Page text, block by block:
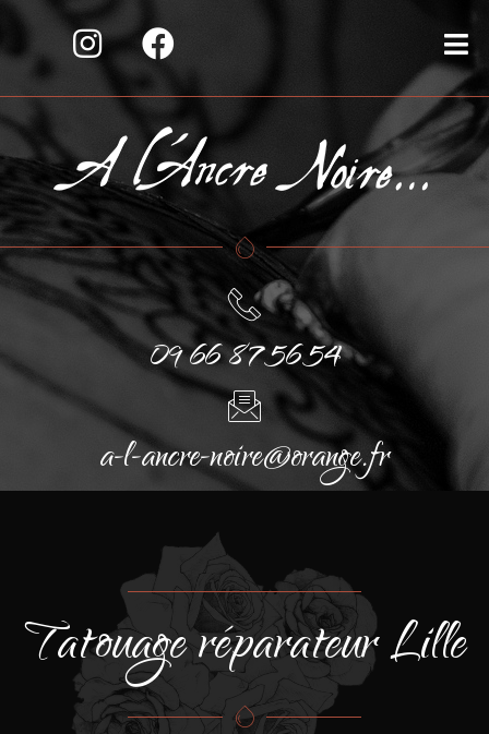
09 66 87 56 54
a-l-ancre-noire@orange.fr
Tatouage réparateur Lille